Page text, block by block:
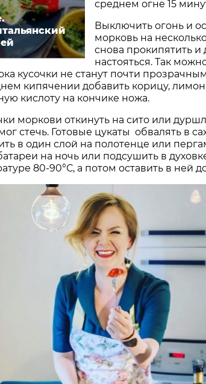
среднем огне 15
Выключить огонь и
морковь на
снова прокипятить и
настояться. Так
кусочки не станут почти
кипячении добавить корицу,
кислоту на кончике ножа.
моркови откинуть на сито или
стечь. Готовые цукаты обвалять в
в один слой на полотенце или
на ночь или подсушить в
80-90°С, а потом оставить в ней